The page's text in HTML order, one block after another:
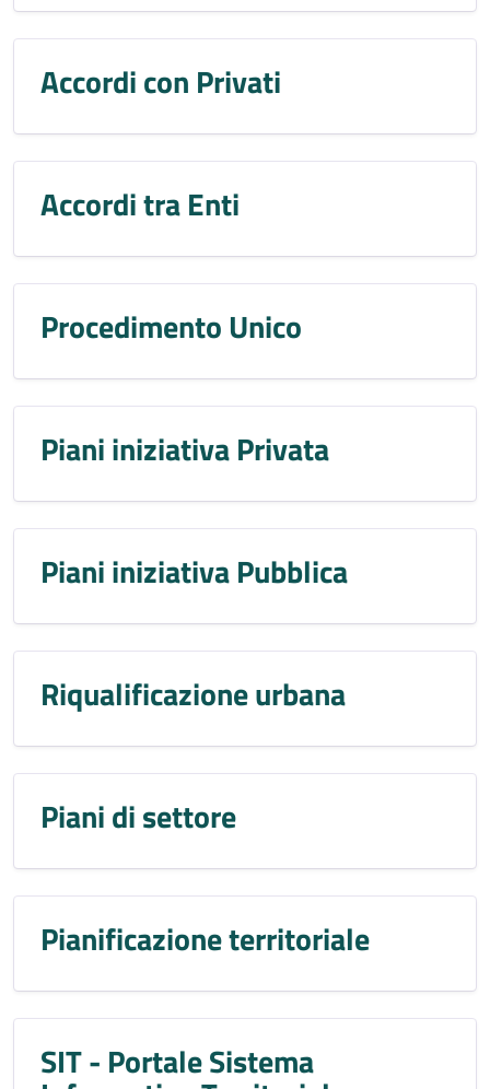
Accordi con Privati
Accordi tra Enti
Procedimento Unico
Piani iniziativa Privata
Piani iniziativa Pubblica
Riqualificazione urbana
Piani di settore
Pianificazione territoriale
SIT - Portale Sistema